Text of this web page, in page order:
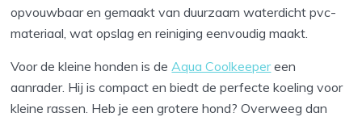
opvouwbaar en gemaakt van duurzaam waterdicht pvc-
materiaal, wat opslag en reiniging eenvoudig maakt.
Voor de kleine honden is de Aqua Coolkeepereen
aanrader. Hij is compact en biedt de perfecte koeling voor
kleine rassen. Heb je een grotere hond? Overweeg dan